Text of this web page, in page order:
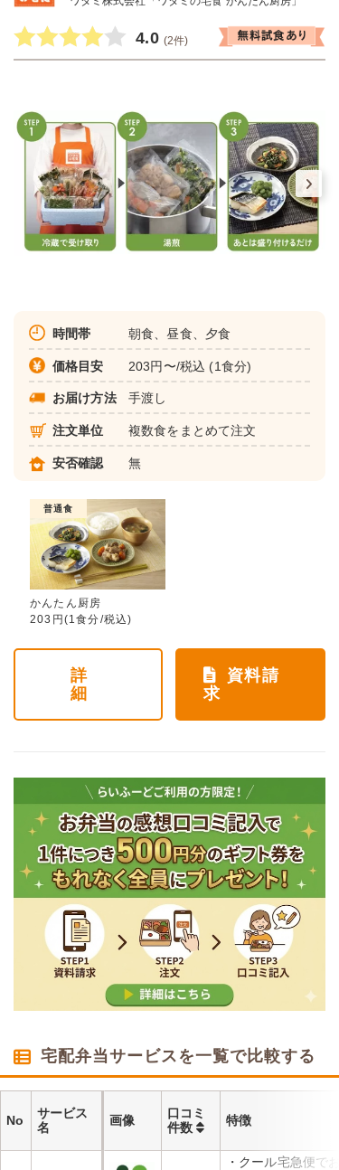
4.0 (2件)
時間帯 朝食、昼食、夕食
価格目安 203円〜/税込 (1食分)
お届け方法 手渡し
注文単位 複数食をまとめて注文
安否確認 無
普通食
かんたん厨房
203円(1食分/税込)
詳
細
資料請
求
宅配弁当サービスを一覧で比較する
No
サービス
名
画像
口コミ
件数
特徴
・クール宅急便で